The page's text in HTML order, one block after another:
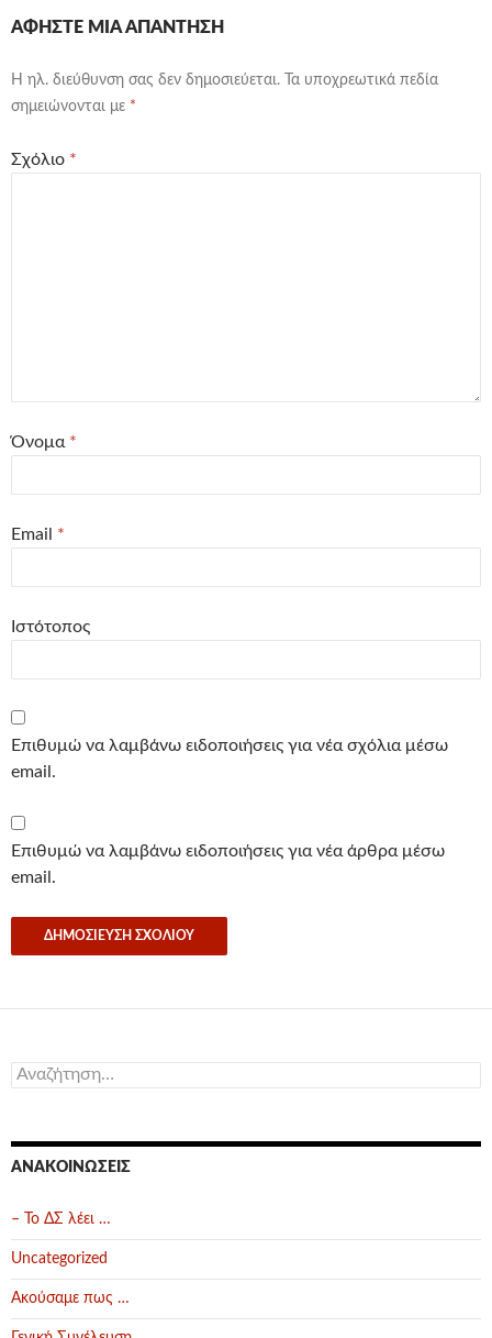
ΑΦΉΣΤΕ ΜΙΑ ΑΠΆΝΤΗΣΗ
Η ηλ. διεύθυνση σας δεν δημοσιεύεται.
Τα υποχρεωτικά πεδία
σημειώνονται με *
Σχόλιο *
Όνομα *
Email *
Ιστότοπος
Επιθυμώ να λαμβάνω ειδοποιήσεις για νέα σχόλια μέσω
email.
Επιθυμώ να λαμβάνω ειδοποιήσεις για νέα άρθρα μέσω
email.
Αναζήτηση
για:
ΑΝΑΚΟΙΝΏΣΕΙΣ
– Το ΔΣ λέει …
Uncategorized
Ακούσαμε πως …